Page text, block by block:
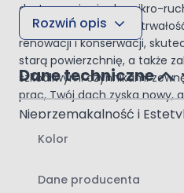
dostosowuje się do mikro-
znacząco zwiększa jej
renowacji i konserwacji,
starą powierzchnię, a także
szkodliwymi czynnikami
prac, Twój dach zyska nowy,
Nieprzemakalność i
Szukasz farby, która połączy
membranązapewnia nie
Rozwiń opis
Dane techniczne
Kolor
Dane producenta